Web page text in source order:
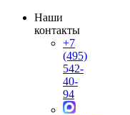
Наши
контакты
+7
(495)
542-
40-
94